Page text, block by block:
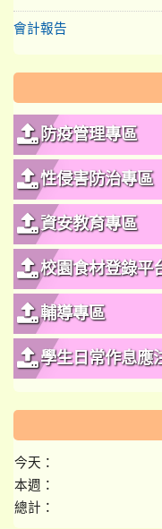
會計報告
防疫管理專區
性侵害防治專區
資安教育專區
校園食材登錄平
輔導專區
學生日常作息應
今天：
本週：
總計：